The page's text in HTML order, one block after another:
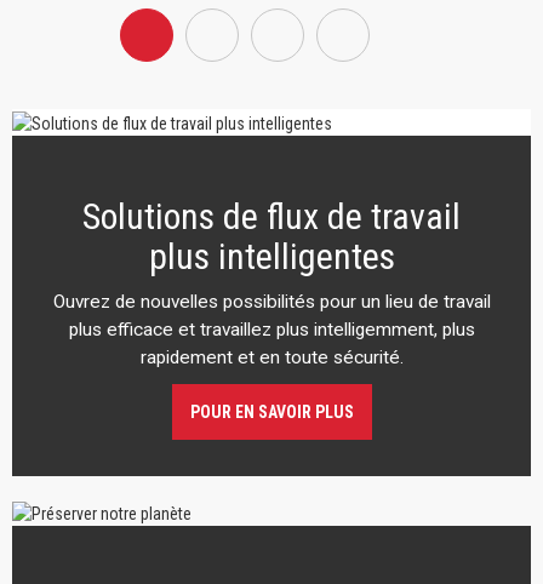
Solutions de flux de travail
plus intelligentes
Ouvrez de nouvelles possibilités pour un lieu de travail
plus efficace et travaillez plus intelligemment, plus
rapidement et en toute sécurité.
POUR EN SAVOIR PLUS